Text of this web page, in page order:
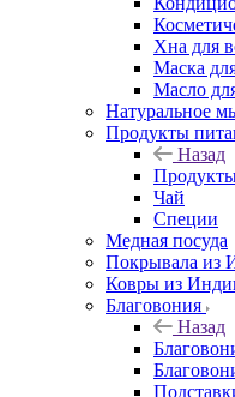
Хна для
Маска
Масло
Натуральное
Продукты
Назад
Чай
Специи
Медная посуда
Покрывала из
Ковры из
Благовония
Назад